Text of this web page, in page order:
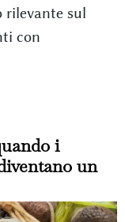
rilevante sul
con
i
un